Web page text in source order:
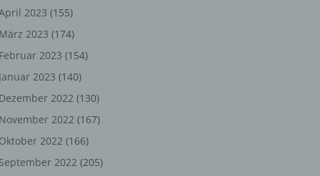
2023 (155)
März 2023 (174)
Februar 2023 (154)
Januar 2023 (140)
Dezember 2022 (130)
November 2022 (167)
Oktober 2022 (166)
September 2022 (205)